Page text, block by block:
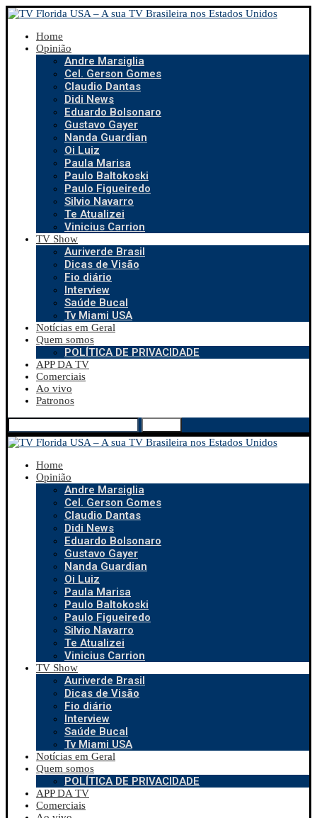
Home
Opinião
Andre Marsiglia
Cel. Gerson Gomes
Claudio Dantas
Didi News
Eduardo Bolsonaro
Gustavo Gayer
Nanda Guardian
Oi Luiz
Paula Marisa
Paulo Baltokoski
Paulo Figueiredo
Silvio Navarro
Te Atualizei
Vinicius Carrion
TV Show
Auriverde Brasil
Dicas de Visão
Fio diário
Interview
Saúde Bucal
Tv Miami USA
Notícias em Geral
Quem somos
POLÍTICA DE PRIVACIDADE
APP DA TV
Comerciais
Ao vivo
Patronos
Home
Opinião
Andre Marsiglia
Cel. Gerson Gomes
Claudio Dantas
Didi News
Eduardo Bolsonaro
Gustavo Gayer
Nanda Guardian
Oi Luiz
Paula Marisa
Paulo Baltokoski
Paulo Figueiredo
Silvio Navarro
Te Atualizei
Vinicius Carrion
TV Show
Auriverde Brasil
Dicas de Visão
Fio diário
Interview
Saúde Bucal
Tv Miami USA
Notícias em Geral
Quem somos
POLÍTICA DE PRIVACIDADE
APP DA TV
Comerciais